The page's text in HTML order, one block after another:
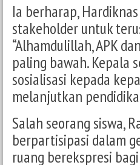
Ia berharap,
stakeholder untuk
“Alhamdulillah, APK
paling bawah. Kepala
sosialisasi kepada
melanjutkan
Salah seorang siswa,
berpartisipasi dalam
ruang berekspresi